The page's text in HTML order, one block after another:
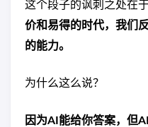
这个段子的讽刺之处在于
价和易得的时代，我们
的能力。
为什么这么说？
因为AI能给你答案，但